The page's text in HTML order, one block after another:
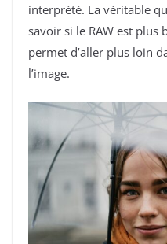
interprété. La véritable
savoir si le RAW est plus
permet d’aller plus loin
l’image.